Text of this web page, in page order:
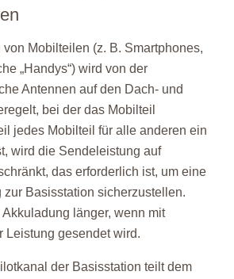
Mobilteilen (z. B. Smartphones,
„Handys“) wird von der
Antennen auf den Dach- und
bei der das Mobilteil
jedes Mobilteil für alle anderen ein
wird die Sendeleistung auf
das erforderlich ist, um eine
zur Basisstation sicherzustellen.
länger, wenn mit
Leistung gesendet wird.
der Basisstation teilt dem